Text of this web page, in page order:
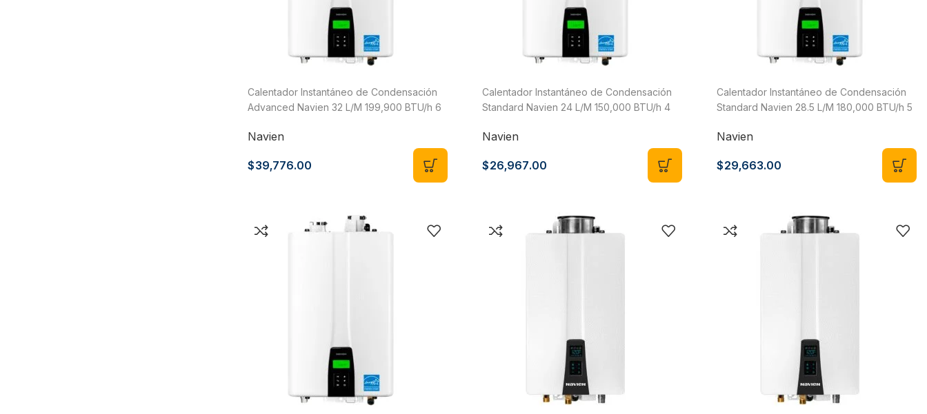
Calentador Instantáneo de Condensación
Advanced Navien 32 L/M 199,900 BTU/h 6
Navien
$39,776.00
Calentador Instantáneo de Condensación
Standard Navien 24 L/M 150,000 BTU/h 4
Navien
$26,967.00
Calentador Instantáneo de Condensación
Standard Navien 28.5 L/M 180,000 BTU/h 5
Navien
$29,663.00